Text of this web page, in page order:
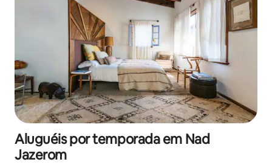
Aluguéis por temporada em Nad
Jazerom